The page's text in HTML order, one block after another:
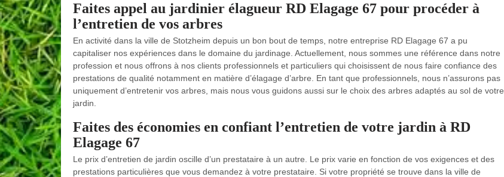
Faites appel au jardinier élagueur RD Elagage 67 pour procéder à
l’entretien de vos arbres
En activité dans la ville de Stotzheim depuis un bon bout de temps, notre entreprise RD Elagage 67 a pu
capitaliser nos expériences dans le domaine du jardinage. Actuellement, nous sommes une référence dans notre
profession et nous offrons à nos clients professionnels et particuliers qui choisissent de nous faire confiance des
prestations de qualité notamment en matière d’élagage d’arbre. En tant que professionnels, nous n’assurons pas
uniquement d’entretenir vos arbres, mais nous vous guidons aussi sur le choix des arbres adaptés au sol de votre
jardin.
Faites des économies en confiant l’entretien de votre jardin à RD
Elagage 67
Le prix d’entretien de jardin oscille d’un prestataire à un autre. Le prix varie en fonction de vos exigences et des
prestations particulières que vous demandez à votre prestataire. Si votre propriété se trouve dans la ville de